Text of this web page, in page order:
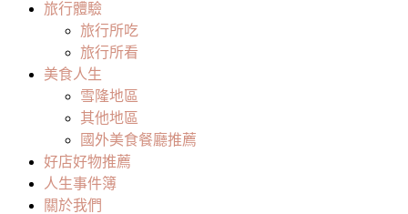
旅行體驗
旅行所吃
旅行所看
美食人生
雪隆地區
其他地區
國外美食餐廳推薦
好店好物推薦
人生事件簿
關於我們